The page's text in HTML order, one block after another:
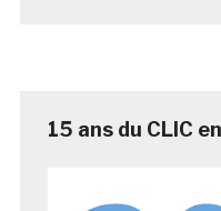
15 ans du CLIC